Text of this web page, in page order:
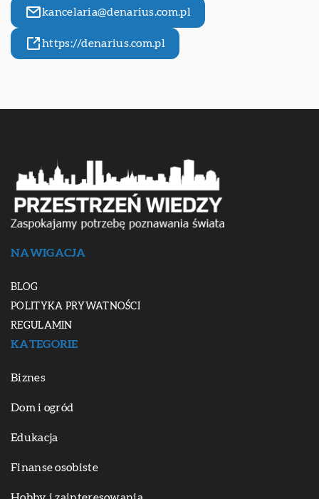
kancelaria@denarius.com.pl
https://denarius.com.pl
NAWIGACJA
BLOG
POLITYKA PRYWATNOŚCI
REGULAMIN
KATEGORIE
Biznes
Dom i ogród
Edukacja
Finanse osobiste